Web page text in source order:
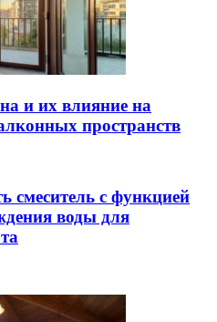
и их влияние на
пространств
смеситель с функцией
воды для